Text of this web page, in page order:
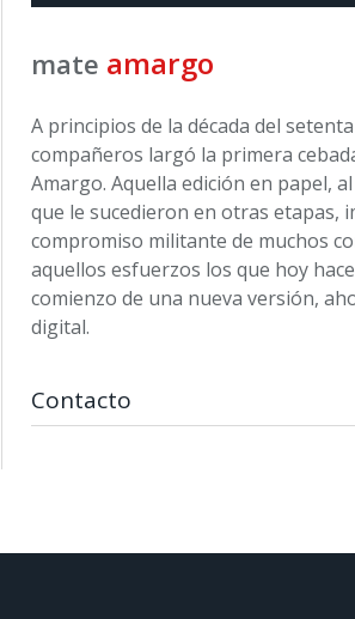
mate amargo
A principios de la década del
compañeros largó la primera
Amargo. Aquella edición en papel,
que le sucedieron en otras etapas,
compromiso militante de muchos
aquellos esfuerzos los que hoy
comienzo de una nueva versión,
digital.
Contacto